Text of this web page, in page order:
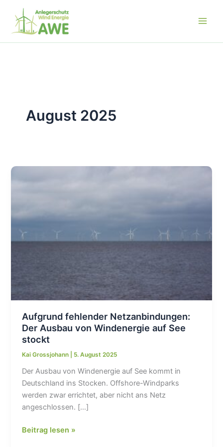
Inhalt
springen
August 2025
Aufgrund fehlender Netzanbindungen:
Der Ausbau von Windenergie auf See
stockt
Kai Grossjohann 5. August 2025
Der Ausbau von Windenergie auf See kommt in
Deutschland ins Stocken. Offshore-Windparks
werden zwar errichtet, aber nicht ans Netz
angeschlossen. […]
Aufgrund
Beitrag lesen »